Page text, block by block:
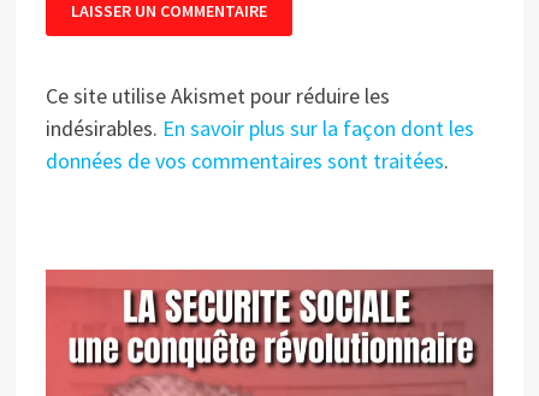
Ce site utilise Akismet pour réduire les
indésirables. En savoir plus sur la façon dont les
données de vos commentaires sont traitées.